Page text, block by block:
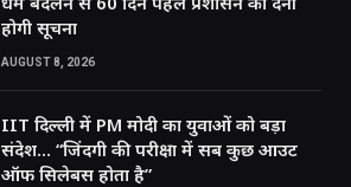
होगी सूचना
AUGUST 8, 2026
IIT दिल्ली में PM मोदी का युवाओं को बड़ा
संदेश… “जिंदगी की परीक्षा में सब कुछ आउट
ऑफ सिलेबस होता है”